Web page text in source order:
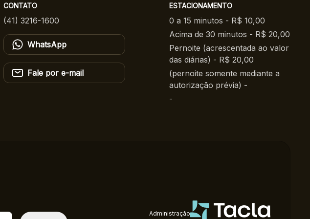
CONTATO
(41) 3216-1600
WhatsApp
Fale por e-mail
ESTACIONAMENTO
0 a 15 minutos - R$ 10,00
Acima de 30 minutos - R$ 20,00
Pernoite (acrescentada ao valor
das diárias) - R$ 20,00
(pernoite somente mediante a
autorização prévia) -
-
Administração